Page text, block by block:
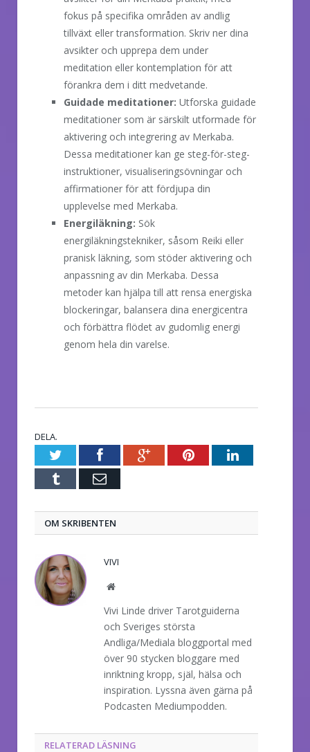
fokus på specifika områden av andlig
tillväxt eller transformation. Skriv ner dina
avsikter och upprepa dem under
meditation eller kontemplation för att
förankra dem i ditt medvetande.
Guidade meditationer: Utforska guidade
meditationer som är särskilt utformade för
aktivering och integrering av Merkaba.
Dessa meditationer kan ge steg-för-steg-
instruktioner, visualiseringsövningar och
affirmationer för att fördjupa din
upplevelse med Merkaba.
Energiläkning: Sök
energiläkningstekniker, såsom Reiki eller
pranisk läkning, som stöder aktivering och
anpassning av din Merkaba. Dessa
metoder kan hjälpa till att rensa energiska
blockeringar, balansera dina energicentra
och förbättra flödet av gudomlig energi
genom hela din varelse.
DELA.
TwitterFacebookGoogle+PinterestLinkedIn
Tumblr E-
OM SKRIBENTEN
VIVI
Website
Vivi Linde driver Tarotguiderna
och Sveriges största
Andliga/Mediala bloggportal med
över 90 stycken bloggare med
inriktning kropp, själ, hälsa och
inspiration. Lyssna även gärna på
Podcasten Mediumpodden.
RELATERAD LÄSNING